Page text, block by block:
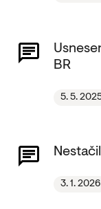
BR
5. 5.
3. 1. 2026